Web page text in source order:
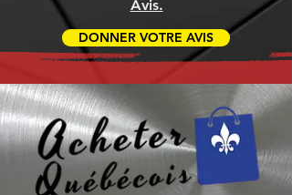
Avis.
DONNER VOTRE AVIS